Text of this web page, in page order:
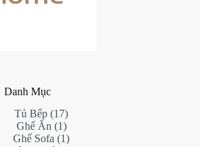
Danh Mục
Tủ Bếp 1717
products
Ghế Ăn 11
product
Ghế Sofa 11